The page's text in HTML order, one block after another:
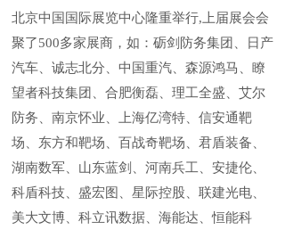
北京中国国际展览中心隆重举行,上届展会会
聚了500多家展商，如：砺剑防务集团、日产
汽车、诚志北分、中国重汽、森源鸿马、瞭
望者科技集团、合肥衡磊、理工全盛、艾尔
防务、南京怀业、上海亿湾特、信安通靶
场、东方和靶场、百战奇靶场、君盾装备、
湖南数军、山东蓝剑、河南兵工、安捷伦、
科盾科技、盛宏图、星际控股、联建光电、
美大文博、科立讯数据、海能达、恒能科